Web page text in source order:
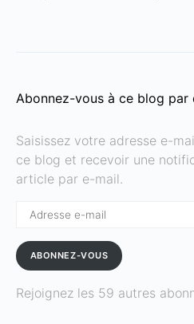
Abonnez-vous à ce blog par
Saisissez votre adresse e-
ce blog et recevoir une
article par e-mail.
ABONNEZ-VOUS
Rejoignez les 59 autres